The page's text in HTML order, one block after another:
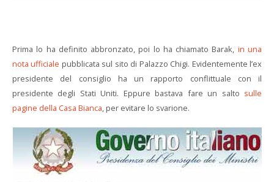
Prima lo ha definito abbronzato, poi lo ha chiamato Barak, in una
nota ufficiale pubblicata sul sito di Palazzo Chigi. Evidentemente l’ex
presidente del consiglio ha un rapporto conflittuale con il
presidente degli Stati Uniti. Eppure bastava fare un salto sulle
pagine della Casa Bianca, per evitare lo svarione.